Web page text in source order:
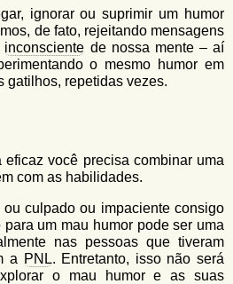
ignorar ou suprimir um humor
de fato, rejeitando mensagens
inconsciente de nossa mente – aí
o mesmo humor em
gatilhos, repetidas vezes.
eficaz você precisa combinar uma
com as habilidades.
ou culpado ou impaciente consigo
um mau humor pode ser uma
nas pessoas que tiveram
a PNL. Entretanto, isso não será
o mau humor e as suas